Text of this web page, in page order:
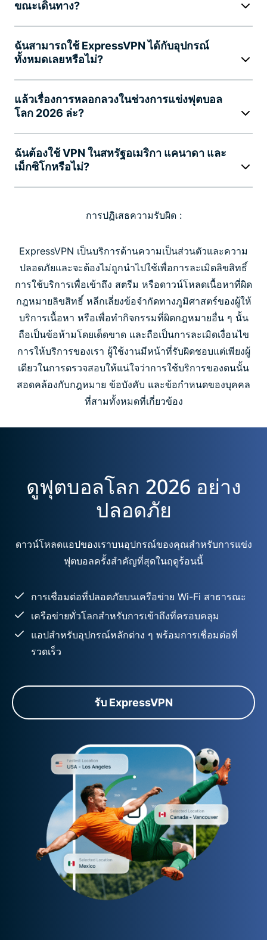
ขณะเดินทาง?
ฉันสามารถใช้ ExpressVPN ได้กับอุปกรณ์
ทั้งหมดเลยหรือไม่?
แล้วเรื่องการหลอกลวงในช่วงการแข่งฟุตบอล
โลก 2026 ล่ะ?
ฉันต้องใช้ VPN ในสหรัฐอเมริกา แคนาดา และ
เม็กซิโกหรือไม่?
การปฏิเสธความรับผิด :
ExpressVPN เป็นบริการด้านความเป็นส่วนตัวและความ
ปลอดภัยและจะต้องไม่ถูกนำไปใช้เพื่อการละเมิดลิขสิทธิ์
การใช้บริการเพื่อเข้าถึง สตรีม หรือดาวน์โหลดเนื้อหาที่ผิด
กฎหมายลิขสิทธิ์ หลีกเลี่ยงข้อจำกัดทางภูมิศาสตร์ของผู้ให้
บริการเนื้อหา หรือเพื่อทำกิจกรรมที่ผิดกฎหมายอื่น ๆ นั้น
ถือเป็นข้อห้ามโดยเด็ดขาด และถือเป็นการละเมิดเงื่อนไข
การให้บริการของเรา ผู้ใช้งานมีหน้าที่รับผิดชอบแต่เพียงผู้
เดียวในการตรวจสอบให้แน่ใจว่าการใช้บริการของตนนั้น
สอดคล้องกับกฎหมาย ข้อบังคับ และข้อกำหนดของบุคคล
ที่สามทั้งหมดที่เกี่ยวข้อง
ดูฟุตบอลโลก 2026 อย่าง
ปลอดภัย
ดาวน์โหลดแอปของเราบนอุปกรณ์ของคุณสำหรับการแข่ง
ฟุตบอลครั้งสำคัญที่สุดในฤดูร้อนนี้
การเชื่อมต่อที่ปลอดภัยบนเครือข่าย Wi-Fi สาธารณะ
เครือข่ายทั่วโลกสำหรับการเข้าถึงที่ครอบคลุม
แอปสำหรับอุปกรณ์หลักต่าง ๆ พร้อมการเชื่อมต่อที่
รวดเร็ว
รับ ExpressVPN